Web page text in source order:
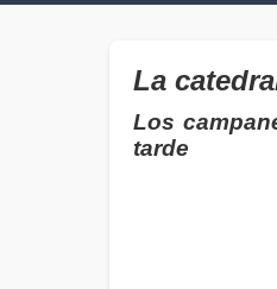
La
Los
tarde